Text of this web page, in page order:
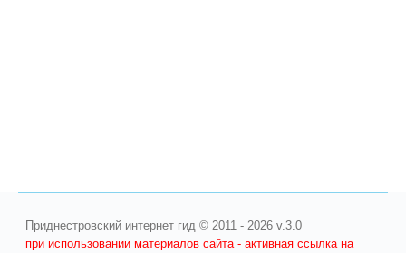
Приднестровский интернет гид © 2011 - 2026 v.3.0
при использовании материалов сайта - активная ссылка на